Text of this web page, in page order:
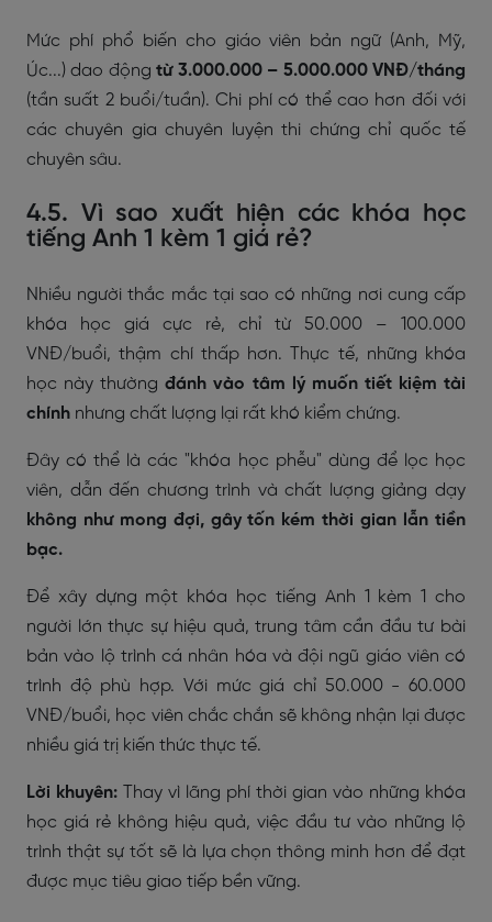
Mức phí phổ biến cho giáo viên bản ngữ (Anh, Mỹ,
Úc...) dao độngtừ 3.000.000 – 5.000.000 VNĐ/tháng
(tần suất 2 buổi/tuần). Chi phí có thể cao hơn đối với
các chuyên gia chuyên luyện thi chứng chỉ quốc tế
chuyên sâu.
4.5. Vì sao xuất hiện các khóa học
tiếng Anh 1 kèm 1 giá rẻ?
Nhiều người thắc mắc tại sao có những nơi cung cấp
khóa học giá cực rẻ, chỉ từ 50.000 – 100.000
VNĐ/buổi, thậm chí thấp hơn. Thực tế, những khóa
học này thườngđánh vào tâm lý muốn tiết kiệm tài
chính nhưng chất lượng lại rất khó kiểm chứng.
Đây có thể là các "khóa học phễu" dùng để lọc học
viên, dẫn đến chương trình và chất lượng giảng dạy
không như mong đợi, gây tốn kém thời gian lẫn tiền
bạc.
Để xây dựng một khóa học tiếng Anh 1 kèm 1 cho
người lớn thực sự hiệu quả, trung tâm cần đầu tư bài
bản vào lộ trình cá nhân hóa và đội ngũ giáo viên có
trình độ phù hợp. Với mức giá chỉ 50.000 - 60.000
VNĐ/buổi, học viên chắc chắn sẽ không nhận lại được
nhiều giá trị kiến thức thực tế.
Lời khuyên:
Thay vì lãng phí thời gian vào những khóa
học giá rẻ không hiệu quả, việc đầu tư vào những lộ
trình thật sự tốt sẽ là lựa chọn thông minh hơn để đạt
được mục tiêu giao tiếp bền vững.